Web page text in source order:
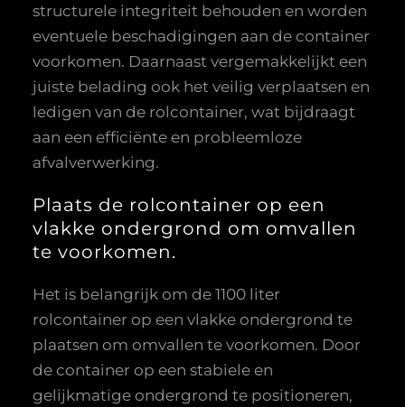
structurele integriteit behouden en worden
eventuele beschadigingen aan de container
voorkomen. Daarnaast vergemakkelijkt een
juiste belading ook het veilig verplaatsen en
ledigen van de rolcontainer, wat bijdraagt
aan een efficiënte en probleemloze
afvalverwerking.
Plaats de rolcontainer op een
vlakke ondergrond om omvallen
te voorkomen.
Het is belangrijk om de 1100 liter
rolcontainer op een vlakke ondergrond te
plaatsen om omvallen te voorkomen. Door
de container op een stabiele en
gelijkmatige ondergrond te positioneren,